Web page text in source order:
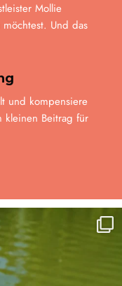
Mollie
Und das
und kompensiere
kleinen Beitrag für